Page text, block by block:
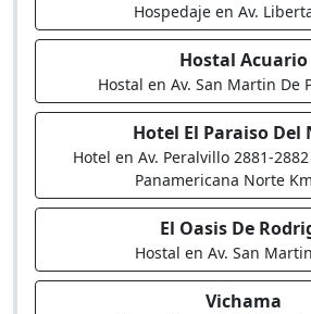
Hospedaje en Av.
Hostal Acuario
Hostal en Av. San Martin De
Hotel El Paraiso Del
Hotel en Av. Peralvillo 2881-
Panamericana Norte
El Oasis De
Hostal en Av. San
Vichama